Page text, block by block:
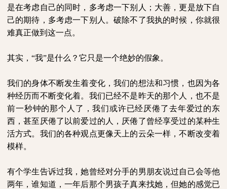
是在考虑自己的同时，多考虑一下别人；大善，更是放下自
己的期待，多考虑一下别人。破除不了我执的时候，你就很
难真正做到这一点。
其实，“我”是什么？它只是一个绝妙的假象。
我们的身体不断发生着变化，我们的想法和习惯，也因为各
种经历而不断变化着。我们已经不是昨天的那个人，也不是
前一秒钟的那个人了，我们或许已经厌倦了去年爱过的东
西，甚至厌倦了以前爱过的人，厌倦了曾经享受过的某种生
活方式。我们的各种观点更像天上的云朵一样，不断改变着
模样。
有个学生告诉过我，她曾经对分手的男朋友说过自己会等他
两年，谁知道，一年后那个男孩子真来找她，但她的感觉已